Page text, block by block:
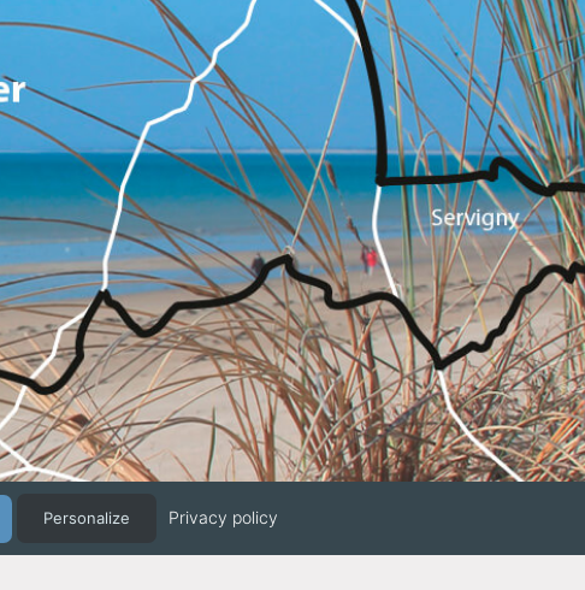
Personalize Privacy policy